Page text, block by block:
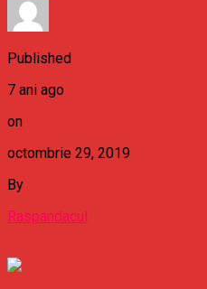
Published
7 ani ago
on
octombrie 29, 2019
By
Raspandacul